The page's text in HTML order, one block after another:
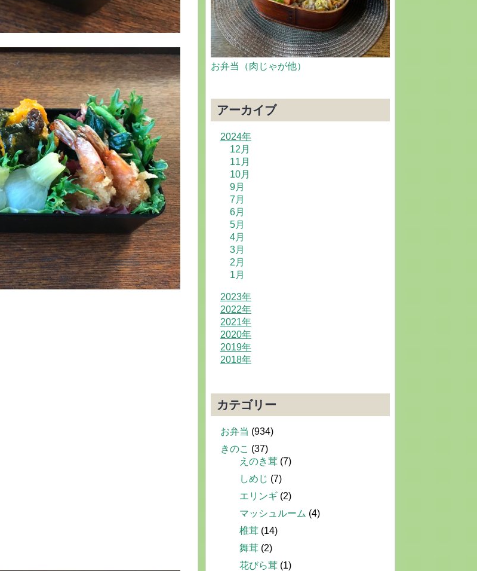
お弁当（肉じゃが他）
アーカイブ
2024年
12月
11月
10月
9月
7月
6月
5月
4月
3月
2月
1月
2023年
2022年
2021年
2020年
2019年
2018年
カテゴリー
お弁当 (934)
きのこ (37)
えのき茸 (7)
しめじ (7)
エリンギ (2)
マッシュルーム (4)
椎茸 (14)
舞茸 (2)
花びら茸 (1)